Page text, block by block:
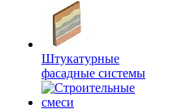
Штукатурные
фасадные системы